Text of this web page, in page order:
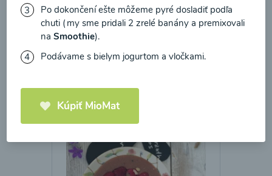
Načítať ďalšie
Po dokončení ešte môžeme pyré dosladiť podľa
chuti (my sme pridali 2 zrelé banány a premixovali
naSmoothie).
Podávame s bielym jogurtom a vločkami.
Kúpiť MioMat